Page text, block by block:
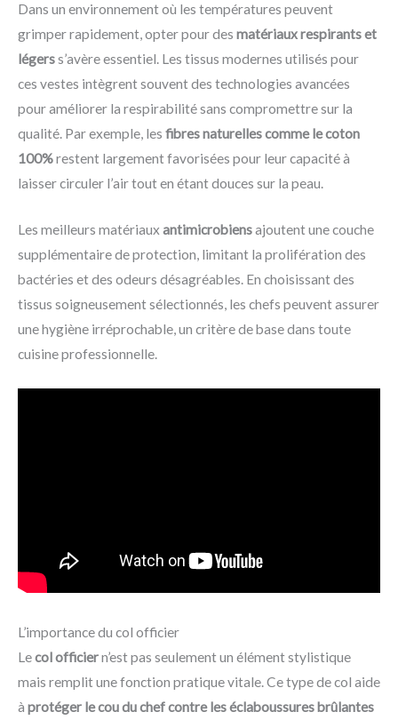
Dans un environnement où les températures peuvent
grimper rapidement, opter pour des matériaux respirants et
légerss’avère essentiel. Les tissus modernes utilisés pour
ces vestes intègrent souvent des technologies avancées
pour améliorer la respirabilité sans compromettre sur la
qualité. Par exemple, les fibres naturelles comme le coton
100%restent largement favorisées pour leur capacité à
laisser circuler l’air tout en étant douces sur la peau.
Les meilleurs matériaux antimicrobiensajoutent une couche
supplémentaire de protection, limitant la prolifération des
bactéries et des odeurs désagréables. En choisissant des
tissus soigneusement sélectionnés, les chefs peuvent assurer
une hygiène irréprochable, un critère de base dans toute
cuisine professionnelle.
L’importance du col officier
Lecol officiern’est pas seulement un élément stylistique
mais remplit une fonction pratique vitale. Ce type de col aide
à protéger le cou du chef contre les éclaboussures brûlantes